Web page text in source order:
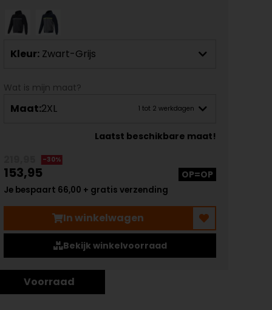
Kleur: Zwart-Grijs
Wat is mijn maat?
Maat:2XL 1 tot 2 werkdagen
Laatst beschikbare maat!
-30%
153,95
Je bespaart 66,00 + gratis verzending
OP=OP
In winkelwagen
Bekijk winkelvoorraad
Voorraad